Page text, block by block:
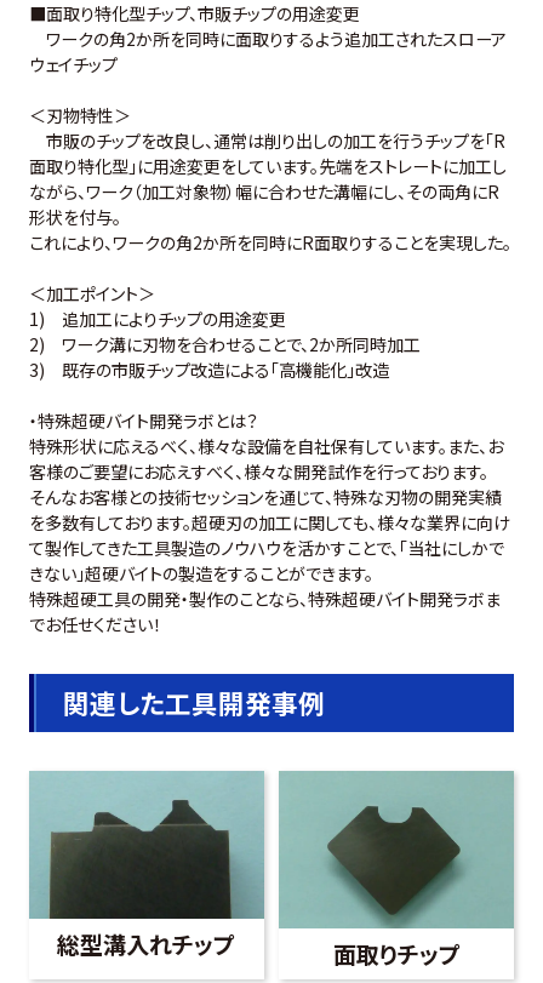
■面取り特化型チップ、市販チップの用途変更
ワークの角2か所を同時に面取りするよう追加工されたスローア
ウェイチップ
＜刃物特性＞
市販のチップを改良し、通常は削り出しの加工を行うチップを「R
面取り特化型」に用途変更をしています。先端をストレートに加工し
ながら、ワーク（加工対象物）幅に合わせた溝幅にし、その両角にR
形状を付与。
これにより、ワークの角2か所を同時にR面取りすることを実現した。
＜加工ポイント＞
1) 追加工によりチップの用途変更
2) ワーク溝に刃物を合わせることで、2か所同時加工
3) 既存の市販チップ改造による「高機能化」改造
・特殊超硬バイト開発ラボとは？
特殊形状に応えるべく、様々な設備を自社保有しています。また、お
客様のご要望にお応えすべく、様々な開発試作を行っております。
そんなお客様との技術セッションを通じて、特殊な刃物の開発実績
を多数有しております。超硬刃の加工に関しても、様々な業界に向け
て製作してきた工具製造のノウハウを活かすことで、「当社にしかで
きない」超硬バイトの製造をすることができます。
特殊超硬工具の開発・製作のことなら、特殊超硬バイト開発ラボま
でお任せください！
関連した工具開発事例
総型溝入れチップ 面取りチップ